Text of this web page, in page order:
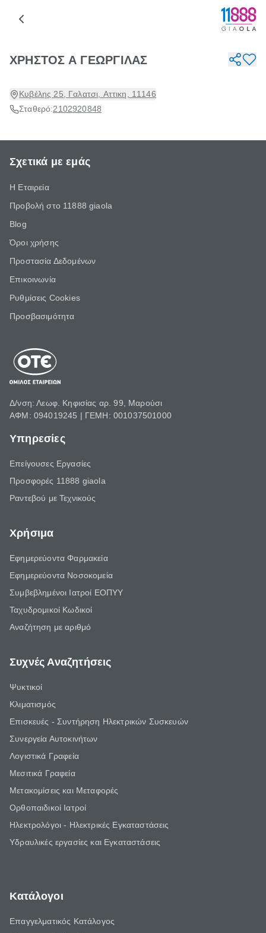
ΧΡΗΣΤΟΣ Α ΓΕΩΡΓΙΛΑΣ
Κυβέλης 25, Γαλατσι, Αττικη, 11146
Σταθερό:2102920848
Σχετικά με εμάς
Η Εταιρεία
Προβολή στο 11888 giaola
Blog
Όροι χρήσης
Προστασία Δεδομένων
Επικοινωνία
Ρυθμίσεις Cookies
Προσβασιμότητα
Δ/νση: Λεωφ. Κηφισίας αρ. 99, Μαρούσι
ΑΦΜ: 094019245 | ΓΕΜΗ: 001037501000
Υπηρεσίες
Επείγουσες Εργασίες
Προσφορές 11888 giaola
Ραντεβού με Τεχνικούς
Χρήσιμα
Εφημερεύοντα Φαρμακεία
Εφημερεύοντα Νοσοκομεία
Συμβεβλημένοι Ιατροί ΕΟΠΥΥ
Ταχυδρομικοί Κωδικοί
Αναζήτηση με αριθμό
Συχνές Αναζητήσεις
Ψυκτικοί
Κλιματισμός
Επισκευές - Συντήρηση Ηλεκτρικών Συσκευών
Συνεργεία Αυτοκινήτων
Λογιστικά Γραφεία
Μεσιτικά Γραφεία
Μετακομίσεις και Μεταφορές
Ορθοπαιδικοί Ιατροί
Ηλεκτρολόγοι - Ηλεκτρικές Εγκαταστάσεις
Υδραυλικές εργασίες και Εγκαταστάσεις
Κατάλογοι
Επαγγελματικός Κατάλογος